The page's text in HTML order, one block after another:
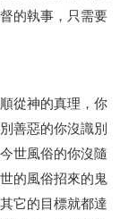
的執事，只需要
從神的真理，你
善惡的你沒識別
世風俗的你沒隨
的風俗招來的鬼
它的目標就都達